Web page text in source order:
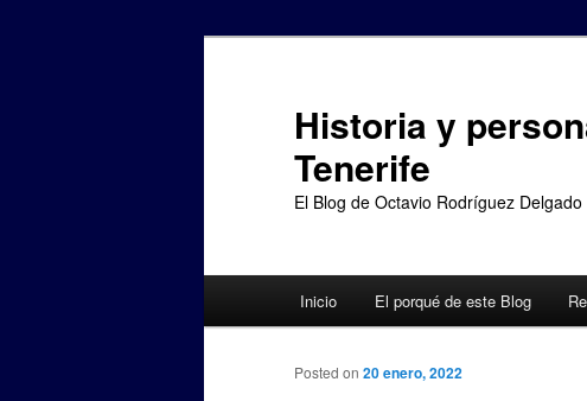
Historia y
Tenerife
El Blog de Octavio Rodríguez Delgado
Inicio El porqué de este Blog
Posted on 20 enero, 2022